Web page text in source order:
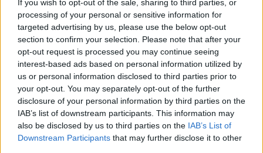
If you wish to opt-out of the sale, sharing to third parties, or
processing of your personal or sensitive information for
targeted advertising by us, please use the below opt-out
section to confirm your selection. Please note that after your
opt-out request is processed you may continue seeing
interest-based ads based on personal information utilized by
us or personal information disclosed to third parties prior to
your opt-out. You may separately opt-out of the further
disclosure of your personal information by third parties on the
IAB’s list of downstream participants. This information may
also be disclosed by us to third parties on the IAB’s List of
Downstream Participants that may further disclose it to other
látogatást – írja a The Times of Israel.
A radikális jobboldali politikus azt követően látogatta meg
a Templom-hegyet, hogy véleménye szerint ott „rasszista”
támadások történtek Jeruzsálem zsidó lakossága ellen. A
lépést a legtöbb iszlám vallási szervezet, valamint a
nemzetközi közösség jó része elítélte. A palesztinok attól
tartanak, hogy az izraeli kormány meg szándékozik
változtatni a területet érintő...